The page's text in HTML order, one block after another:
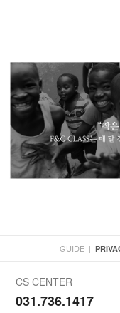
GUIDE |
CS CENTER
031.736.1417